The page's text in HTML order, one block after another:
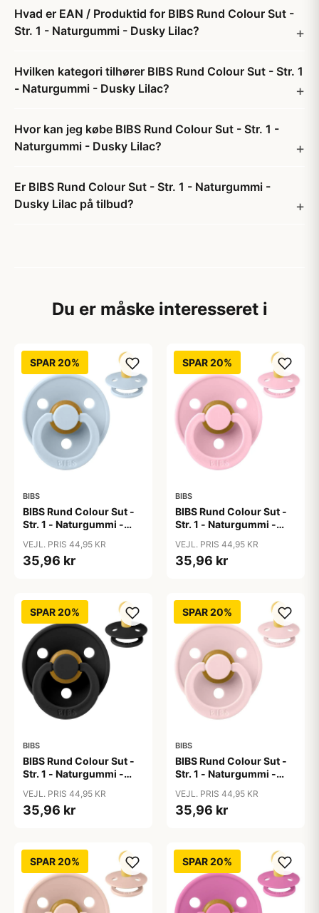
Hvad er EAN / Produktid for BIBS Rund Colour Sut -
Str. 1 - Naturgummi - Dusky Lilac?
Hvilken kategori tilhører BIBS Rund Colour Sut - Str. 1
- Naturgummi - Dusky Lilac?
Hvor kan jeg købe BIBS Rund Colour Sut - Str. 1 -
Naturgummi - Dusky Lilac?
Er BIBS Rund Colour Sut - Str. 1 - Naturgummi -
Dusky Lilac på tilbud?
Du er måske interesseret i
SPAR 20%
BIBS
BIBS Rund Colour Sut -
Str. 1 - Naturgummi -
VEJL. PRIS 44,95 KR
35,96 kr
SPAR 20%
BIBS
BIBS Rund Colour Sut -
Str. 1 - Naturgummi -
VEJL. PRIS 44,95 KR
35,96 kr
SPAR 20%
BIBS
BIBS Rund Colour Sut -
Str. 1 - Naturgummi -
VEJL. PRIS 44,95 KR
35,96 kr
SPAR 20%
BIBS
BIBS Rund Colour Sut -
Str. 1 - Naturgummi -
VEJL. PRIS 44,95 KR
35,96 kr
SPAR 20% SPAR 20%